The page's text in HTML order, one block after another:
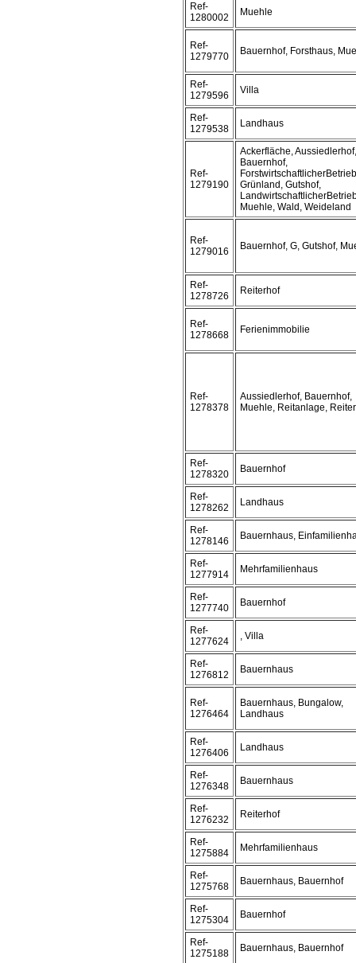
Ref-
1280002
Muehle
Ref-
1279770
Bauernhof, Forsthaus,
Ref-
1279596
Villa
Ref-
1279538
Landhaus
Ref-
1279190
Ackerfläche, Aussiedlerhof,
Bauernhof,
Grünland, Gutshof,
Muehle, Wald, Weideland
Ref-
1279016
Bauernhof, G, Gutshof,
Ref-
1278726
Reiterhof
Ref-
1278668
Ferienimmobilie
Ref-
1278378
Aussiedlerhof, Bauernhof,
Muehle, Reitanlage,
Ref-
1278320
Bauernhof
Ref-
1278262
Landhaus
Ref-
1278146
Bauernhaus,
Ref-
1277914
Mehrfamilienhaus
Ref-
1277740
Bauernhof
Ref-
1277624
, Villa
Ref-
1276812
Bauernhaus
Ref-
1276464
Bauernhaus, Bungalow,
Landhaus
Ref-
1276406
Landhaus
Ref-
1276348
Bauernhaus
Ref-
1276232
Reiterhof
Ref-
1275884
Mehrfamilienhaus
Ref-
1275768
Bauernhaus, Bauernhof
Ref-
1275304
Bauernhof
Ref-
1275188
Bauernhaus, Bauernhof